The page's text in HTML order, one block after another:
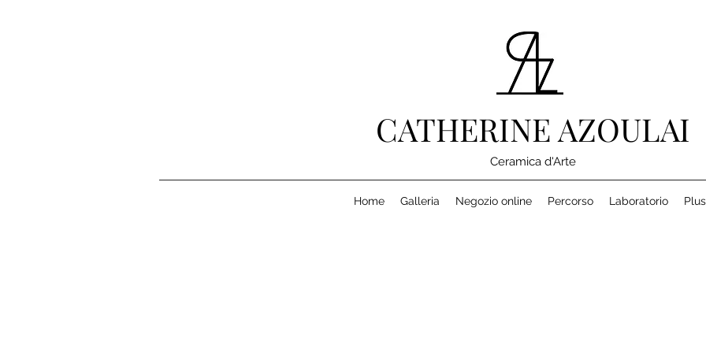
CATHERINE AZOULAI
Ceramica d'Arte
Home Galleria Negozio online Percorso Laboratorio Plus